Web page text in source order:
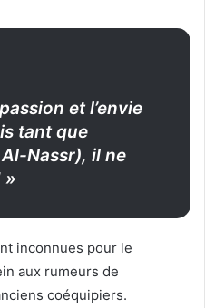
et l’envie
tant que
Nassr), il ne
»
inconnues pour le
aux rumeurs de
coéquipiers.